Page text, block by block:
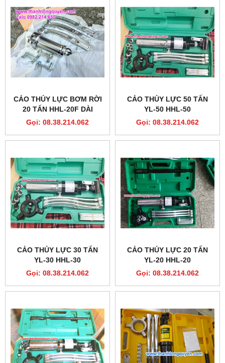
CẢO THỦY LỰC BƠM RỜI
20 TẤN HHL-20F DÀI
350MM
Gọi: 08.38.214.062
CẢO THỦY LỰC 50 TẤN
YL-50 HHL-50
Gọi: 08.38.214.062
CẢO THỦY LỰC 30 TẤN
YL-30 HHL-30
Gọi: 08.38.214.062
CẢO THỦY LỰC 20 TẤN
YL-20 HHL-20
Gọi: 08.38.214.062